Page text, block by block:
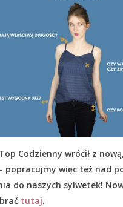
Codzienny wrócił z
popracujmy więc też nad
do naszych sylwetek!
tutaj.